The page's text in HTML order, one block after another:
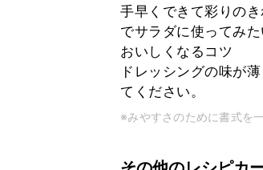
手早くできて彩りの
でサラダに使ってみ
おいしくなるコツ
ドレッシングの味が
てください。
※みやすさのために書式を